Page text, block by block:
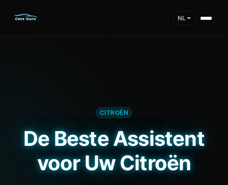
NL
CITROËN
De Beste Assistent
voor Uw Citroën